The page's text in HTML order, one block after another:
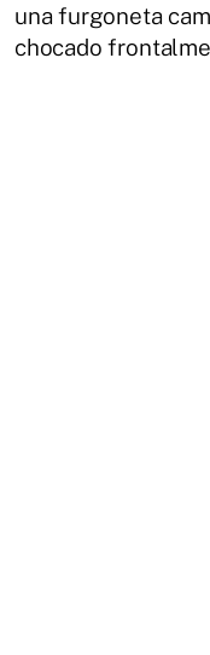
una furgoneta
chocado